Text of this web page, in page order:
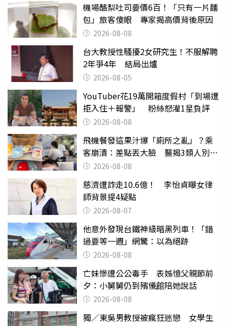
機場酪梨吐司要價6百！「只有一片麵
包」旅客傻眼 專家揭高價背後原因
2026-08-08
台大教授性騷擾2女研究生！不服解聘
2年爭4年 結局出爐
2026-08-05
YouTuber花19萬開箱度假村「到場遭
拒入住＋報警」 粉絲怒灌1星負評
2026-08-08
飛機餐發這果汁爆「廁所之亂」？乘
客崩潰：差點丟大臉 醫揭3類人別亂
喝 2026-08-08
慈濟遭詐走10.6億！ 李怡貞曝女律
師背景提4疑點
2026-08-07
他意外發現台鐵神級暗黑列車！「錯
過要等一週」網驚：以為絕跡
2026-08-08
亡妹慘遭公公毒手 表姊憶父親節前
夕：小舅舅仍到殯儀館陪她說話
2026-08-08
獨／東吳男教授被瘋狂迷戀 女學生